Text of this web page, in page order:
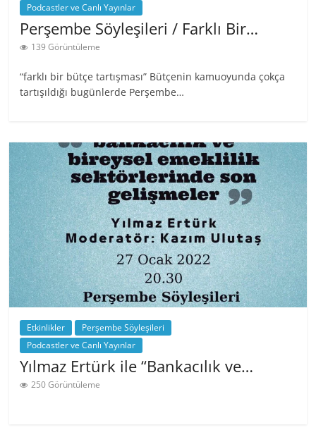
Podcastler ve Canlı Yayınlar
Perşembe Söyleşileri / Farklı Bir…
139 Görüntüleme
“farklı bir bütçe tartışması” Bütçenin kamuoyunda çokça
tartışıldığı bugünlerde Perşembe…
Etkinlikler
Perşembe Söyleşileri
Podcastler ve Canlı Yayınlar
Yılmaz Ertürk ile “Bankacılık ve…
250 Görüntüleme